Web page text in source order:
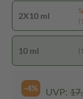
2X10 ml
10 ml
-4% UVP: